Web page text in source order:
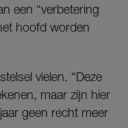
een “verbetering
hoofd worden
vielen. “Deze
maar zijn hier
geen recht meer